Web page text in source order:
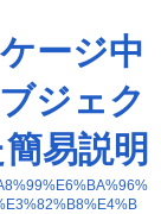
ージ中
ジェク
易説明